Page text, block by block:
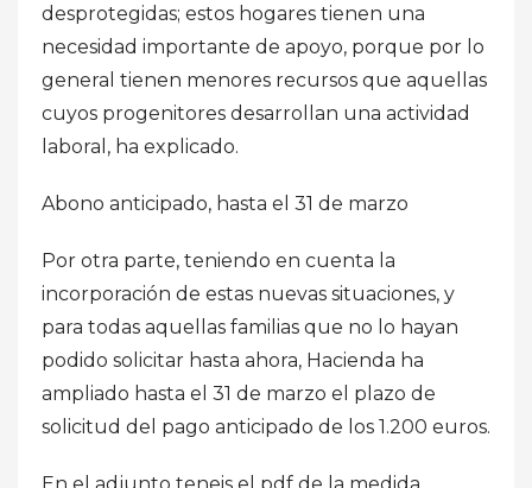
desprotegidas; estos hogares tienen una
necesidad importante de apoyo, porque por lo
general tienen menores recursos que aquellas
cuyos progenitores desarrollan una actividad
laboral, ha explicado.
Abono anticipado, hasta el 31 de marzo
Por otra parte, teniendo en cuenta la
incorporación de estas nuevas situaciones, y
para todas aquellas familias que no lo hayan
podido solicitar hasta ahora, Hacienda ha
ampliado hasta el 31 de marzo el plazo de
solicitud del pago anticipado de los 1.200 euros.
En el adjunto teneis el pdf de la medida